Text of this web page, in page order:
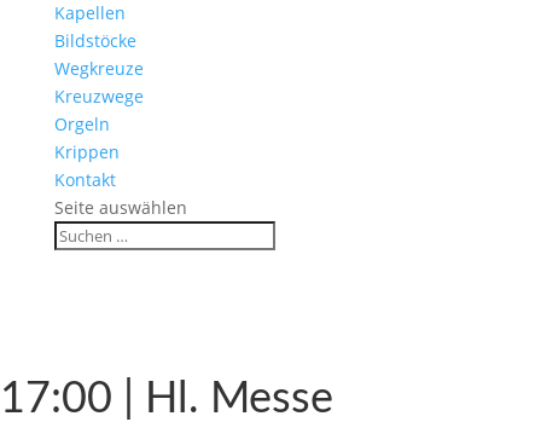
Kapellen
Bild­stöcke
Wegkreuze
Kreuz­wege
Orgeln
Krippen
Kontakt
Seite auswählen
17:00 | Hl. Messe